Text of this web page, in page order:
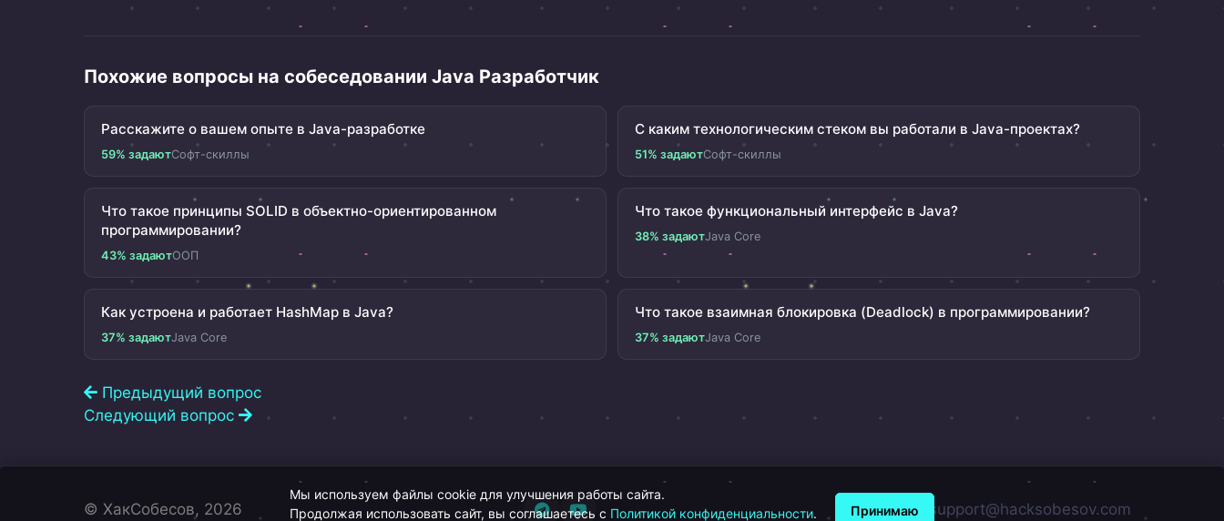
Похожие вопросы на собеседовании Java Разработчик
Расскажите о вашем опыте в Java-разработке
59% задаютСофт-скиллы
С каким технологическим стеком вы работали в Java-проектах?
51% задаютСофт-скиллы
Что такое принципы SOLID в объектно-ориентированном
программировании?
43% задаютООП
Что такое функциональный интерфейс в Java?
38% задаютJava Core
Как устроена и работает HashMap в Java?
37% задаютJava Core
Что такое взаимная блокировка (Deadlock) в программировании?
37% задаютJava Core
Предыдущий вопрос
Следующий вопрос
© ХакСобесов, 2026 support@hacksobesov.com
Мы используем файлы cookie для улучшения работы сайта.
Продолжая использовать сайт, вы соглашаетесь с Политикой конфиденциальности. Принимаю